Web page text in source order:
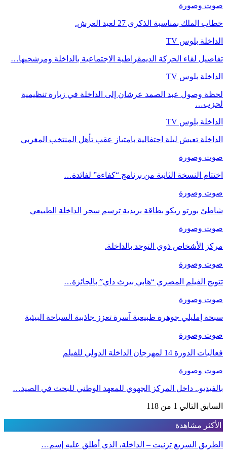
صوت وصورة
خطاب الملك بمناسبة الذكرى 27 لعيد العرش.
الداخلة بلوس TV
تفاصيل لقاء الحركة الديمقراطية الاجتماعية بالداخلة ومرشحيها…
الداخلة بلوس TV
لحظة وصول عبد الصمد عرشان إلى الداخلة في زيارة تنظيمية
لحزب…
الداخلة بلوس TV
الداخلة تعيش ليلة احتفالية بامتياز عقب تأهل المنتخب المغربي
صوت وصورة
اختتام النسخة الثانية من برنامج “كفاءة” لفائدة…
صوت وصورة
شاطئ بورتو ريكو بطاقة بريدية ترسم سحر الداخلة الطبيعي
صوت وصورة
مركز الأشخاص ذوي التوحد بالداخلة.
صوت وصورة
تتويج الفيلم المصري “هابي بيرث داي” بالجائزة…
صوت وصورة
سبخة إمليلي جوهرة طبيعية آسرة تعزز جاذبية السياحة البيئية
صوت وصورة
فعاليات الدورة 14 لمهرجان الداخلة الدولي للفيلم
صوت وصورة
بالفيديو.. داخل المركز الجهوي للمعهد الوطني للبحث في الصيد…
السابق التالي 1 من 118
الأكثر مشاهدة
الطريق السريع تزنيت – الداخلة، الذي أطلق عليه إسم…